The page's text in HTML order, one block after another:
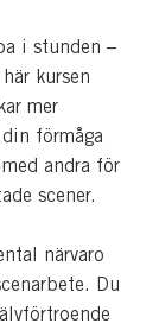
i stunden –
kursen
mer
förmåga
andra för
scener.
närvaro
Du